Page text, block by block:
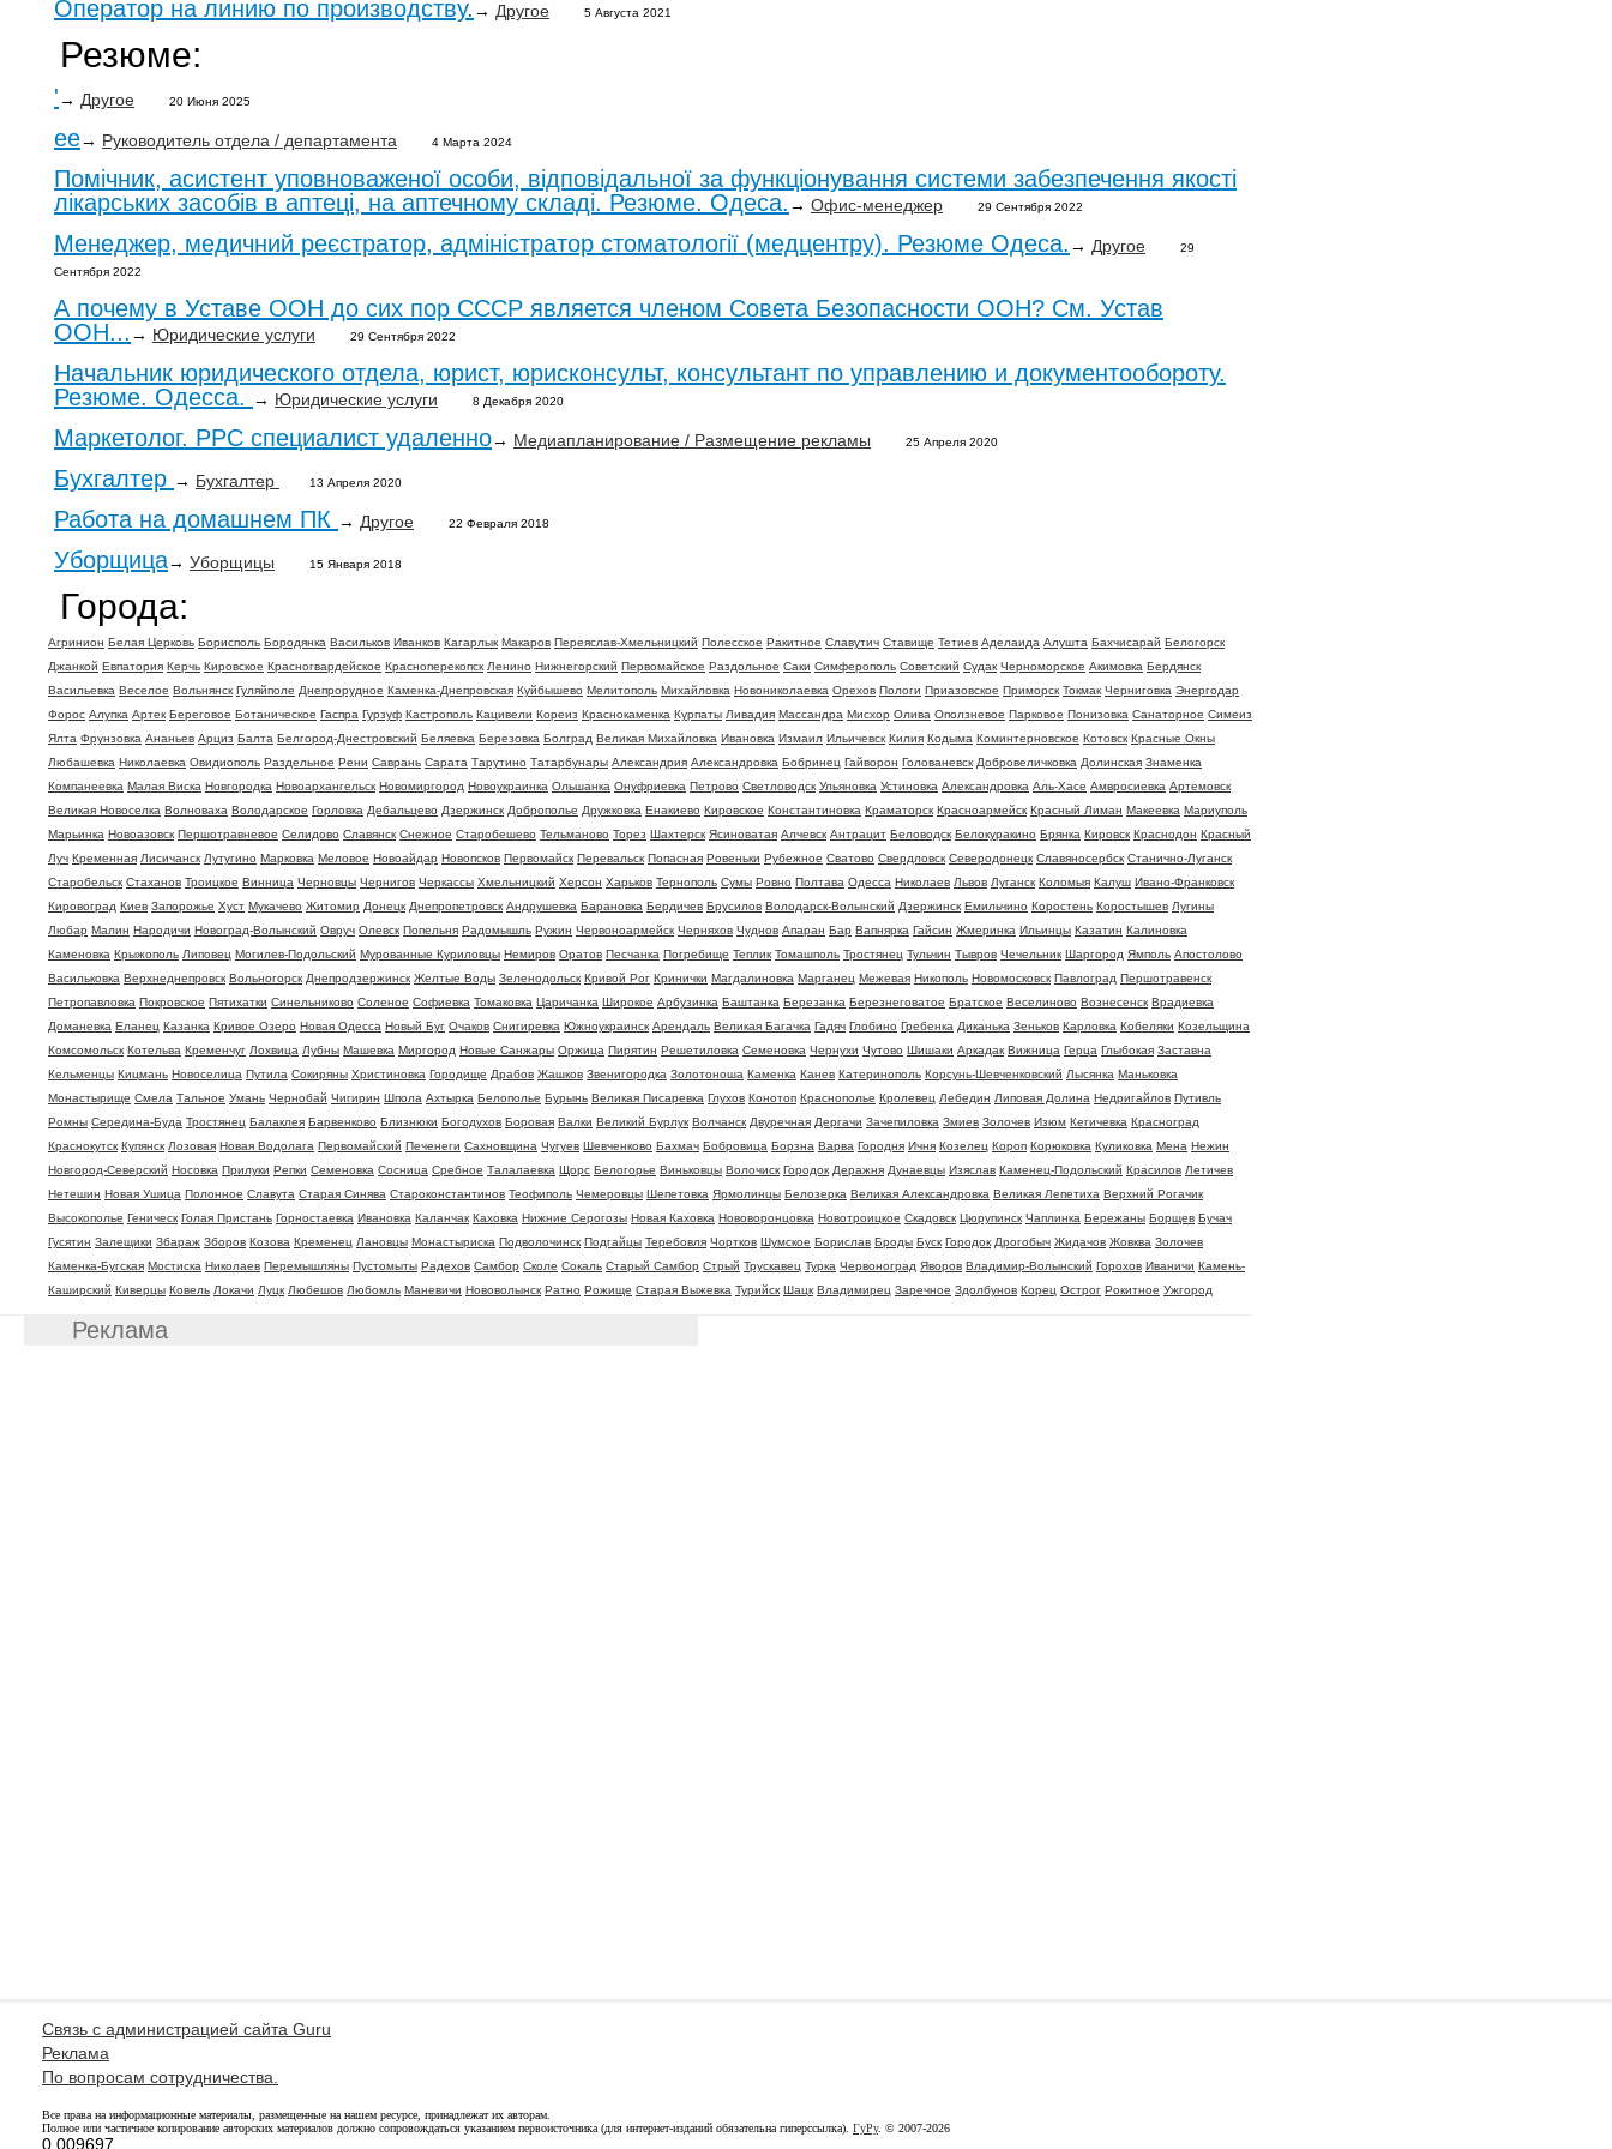
Оператор на линию по производству. → Другое 5 Августа 2021
Резюме:
'→ Другое 20 Июня 2025
ee→ Руководитель отдела / департамента 4 Марта 2024
Помічник, асистент уповноваженої особи, відповідальної за функціонування системи забезпечення якості
лікарських засобів в аптеці, на аптечному складі. Резюме. Одеса. → Офис-менеджер 29 Сентября 2022
Менеджер, медичний реєстратор, адміністратор стоматології (медцентру). Резюме Одеса. → Другое
29
Сентября 2022
А почему в Уставе ООН до сих пор СССР является членом Совета Безопасности ООН? См. Устав
ООН... → Юридические услуги 29 Сентября 2022
Начальник юридического отдела, юрист, юрисконсульт, консультант по управлению и документообороту.
Резюме. Одесса.
→ Юридические услуги 8 Декабря 2020
Маркетолог. PPC специалист удаленно→ Медиапланирование / Размещение рекламы 25 Апреля 2020
Бухгалтер → Бухгалтер 13 Апреля 2020
Работа на домашнем ПК → Другое 22 Февраля 2018
Уборщица→ Уборщицы 15 Января 2018
Города:
Агринион Белая Церковь Борисполь Бородянка Васильков Иванков Кагарлык Макаров Переяслав-Хмельницкий Полесское Ракитное Славутич Ставище Тетиев Аделаида Алушта Бахчисарай Белогорск
Джанкой Евпатория Керчь Кировское Красногвардейское Красноперекопск Ленино Нижнегорский Первомайское Раздольное Саки Симферополь Советский Судак Черноморское Акимовка Бердянск
Васильевка Веселое Вольнянск Гуляйполе Днепрорудное Каменка-Днепровская Куйбышево Мелитополь Михайловка Новониколаевка Орехов Пологи Приазовское Приморск Токмак Черниговка Энергодар
Форос Алупка Артек Береговое Ботаническое Гаспра Гурзуф Кастрополь Кацивели Кореиз Краснокаменка Курпаты Ливадия Массандра Мисхор Олива Оползневое Парковое Понизовка Санаторное Симеиз
Ялта Фрунзовка Ананьев Арциз Балта Белгород-Днестровский Беляевка Березовка Болград Великая Михайловка Ивановка Измаил Ильичевск Килия Кодыма Коминтерновское Котовск Красные Окны
Любашевка Николаевка Овидиополь Раздельное Рени Саврань Сарата Тарутино Татарбунары Александрия Александровка Бобринец Гайворон Голованевск Добровеличковка Долинская Знаменка
Компанеевка Малая Виска Новгородка Новоархангельск Новомиргород Новоукраинка Ольшанка Онуфриевка Петрово Светловодск Ульяновка Устиновка Александровка Аль-Хасе Амвросиевка Артемовск
Великая Новоселка Волноваха Володарское Горловка Дебальцево Дзержинск Доброполье Дружковка Енакиево Кировское Константиновка Краматорск Красноармейск Красный Лиман Макеевка Мариуполь
Марьинка Новоазовск Першотравневое Селидово Славянск Снежное Старобешево Тельманово Торез Шахтерск Ясиноватая Алчевск Антрацит Беловодск Белокуракино Брянка Кировск Краснодон Красный
Луч Кременная Лисичанск Лутугино Марковка Меловое Новоайдар Новопсков Первомайск Перевальск Попасная Ровеньки Рубежное Сватово Свердловск Северодонецк Славяносербск Станично-Луганск
Старобельск Стаханов Троицкое Винница Черновцы Чернигов Черкассы Хмельницкий Херсон Харьков Тернополь Сумы Ровно Полтава Одесса Николаев Львов Луганск Коломыя Калуш Ивано-Франковск
Кировоград Киев Запорожье Хуст Мукачево Житомир Донецк Днепропетровск Андрушевка Барановка Бердичев Брусилов Володарск-Волынский Дзержинск Емильчино Коростень Коростышев Лугины
Любар Малин Народичи Новоград-Волынский Овруч Олевск Попельня Радомышль Ружин Червоноармейск Черняхов Чуднов Апаран Бар Вапнярка Гайсин Жмеринка Ильинцы Казатин Калиновка
Каменовка Крыжополь Липовец Могилев-Подольский Мурованные Куриловцы Немиров Оратов Песчанка Погребище Теплик Томашполь Тростянец Тульчин Тывров Чечельник Шаргород Ямполь Апостолово
Васильковка Верхнеднепровск Вольногорск Днепродзержинск Желтые Воды Зеленодольск Кривой Рог Кринички Магдалиновка Марганец Межевая Никополь Новомосковск Павлоград Першотравенск
Петропавловка Покровское Пятихатки Синельниково Соленое Софиевка Томаковка Царичанка Широкое Арбузинка Баштанка Березанка Березнеговатое Братское Веселиново Вознесенск Врадиевка
Доманевка Еланец Казанка Кривое Озеро Новая Одесса Новый Буг Очаков Снигиревка Южноукраинск Арендаль Великая Багачка Гадяч Глобино Гребенка Диканька Зеньков Карловка Кобеляки Козельщина
Комсомольск Котельва Кременчуг Лохвица Лубны Машевка Миргород Новые Санжары Оржица Пирятин Решетиловка Семеновка Чернухи Чутово Шишаки Аркадак Вижница Герца Глыбокая Заставна
Кельменцы Кицмань Новоселица Путила Сокиряны Христиновка Городище Драбов Жашков Звенигородка Золотоноша Каменка Канев Катеринополь Корсунь-Шевченковский Лысянка Маньковка
Монастырище Смела Тальное Умань Чернобай Чигирин Шпола Ахтырка Белополье Бурынь Великая Писаревка Глухов Конотоп Краснополье Кролевец Лебедин Липовая Долина Недригайлов Путивль
Ромны Середина-Буда Тростянец Балаклея Барвенково Близнюки Богодухов Боровая Валки Великий Бурлук Волчанск Двуречная Дергачи Зачепиловка Змиев Золочев Изюм Кегичевка Красноград
Краснокутск Купянск Лозовая Новая Водолага Первомайский Печенеги Сахновщина Чугуев Шевченково Бахмач Бобровица Борзна Варва Городня Ичня Козелец Короп Корюковка Куликовка Мена Нежин
Новгород-Северский Носовка Прилуки Репки Семеновка Сосница Сребное Талалаевка Щорс Белогорье Виньковцы Волочиск Городок Деражня Дунаевцы Изяслав Каменец-Подольский Красилов Летичев
Нетешин Новая Ушица Полонное Славута Старая Синява Староконстантинов Теофиполь Чемеровцы Шепетовка Ярмолинцы Белозерка Великая Александровка Великая Лепетиха Верхний Рогачик
Высокополье Геническ Голая Пристань Горностаевка Ивановка Каланчак Каховка Нижние Серогозы Новая Каховка Нововоронцовка Новотроицкое Скадовск Цюрупинск Чаплинка Бережаны Борщев Бучач
Гусятин Залещики Збараж Зборов Козова Кременец Лановцы Монастыриска Подволочинск Подгайцы Теребовля Чортков Шумское Борислав Броды Буск Городок Дрогобыч Жидачов Жовква Золочев
Каменка-Бугская Мостиска Николаев Перемышляны Пустомыты Радехов Самбор Сколе Сокаль Старый Самбор Стрый Трускавец Турка Червоноград Яворов Владимир-Волынский Горохов Иваничи Камень-
Каширский Киверцы Ковель Локачи Луцк Любешов Любомль Маневичи Нововолынск Ратно Рожище Старая Выжевка Турийск Шацк Владимирец Заречное Здолбунов Корец Острог Рокитное Ужгород
Реклама
Связь с администрацией сайта Guru
Реклама
По вопросам сотрудничества.
Все права на информационные материалы, размещенные на нашем ресурсе, принадлежат их авторам.
Полное или частичное копирование авторских материалов должно сопровождаться указанием первоисточника (для интернет-изданий обязательна гиперссылка). ГуРу. © 2007-2026
0.009697